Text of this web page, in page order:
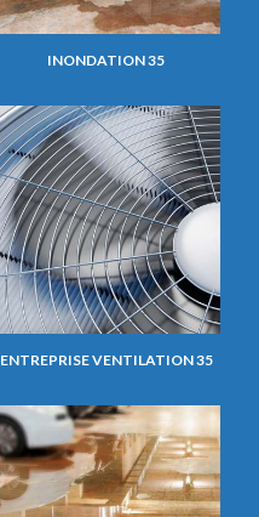
INONDATION 35
ENTREPRISE VENTILATION 35